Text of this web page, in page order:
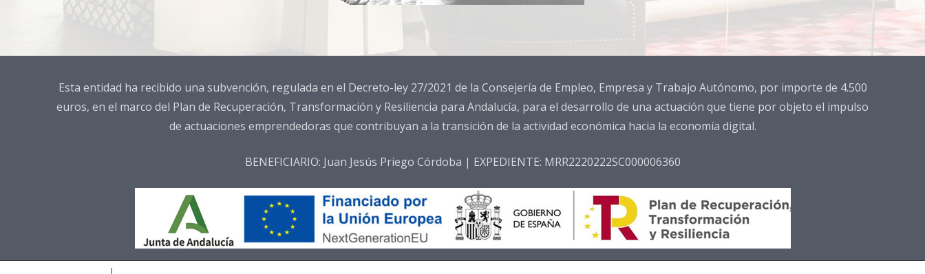
Esta entidad ha recibido una subvención, regulada en el Decreto-ley 27/2021 de la Consejería de Empleo, Empresa y Trabajo Autónomo, por importe de 4.500
euros, en el marco del Plan de Recuperación, Transformación y Resiliencia para Andalucía, para el desarrollo de una actuación que tiene por objeto el impulso
de actuaciones emprendedoras que contribuyan a la transición de la actividad económica hacia la economía digital.
BENEFICIARIO: Juan Jesús Priego Córdoba | EXPEDIENTE: MRR2220222SC000006360